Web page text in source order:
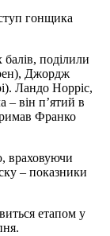
гонщика
поділили
Джордж
Ландо Норріс,
– він п’ятий в
Франко
враховуючи
– показники
етапом у